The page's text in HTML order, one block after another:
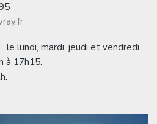
lundi, mardi, jeudi et vendredi
à 17h15.